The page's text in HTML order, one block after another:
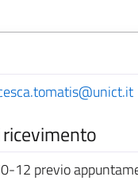
12 previo